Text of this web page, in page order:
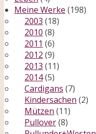
Meine Werke (198)
2003 (18)
2010 (8)
2011 (6)
2012 (9)
2013 (11)
2014(5)
Cardigans (7)
Kindersachen (2)
Mützen (11)
Pullover(8)